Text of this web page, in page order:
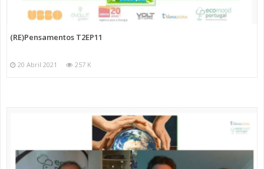
(RE)Pensamentos T2EP11
20 Abril 2021 257 K